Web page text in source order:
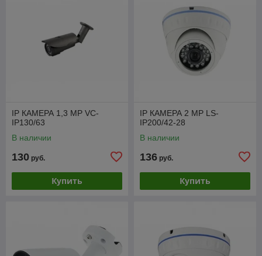
IP КАМЕРА 1,3 МР VC-
IP130/63
В наличии
130 руб.
Купить
IP КАМЕРА 2 МР LS-
IP200/42-28
В наличии
136 руб.
Купить